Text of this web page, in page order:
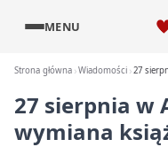
MENU
Strona główna Wiadomości 27
27 sierpnia w
wymiana